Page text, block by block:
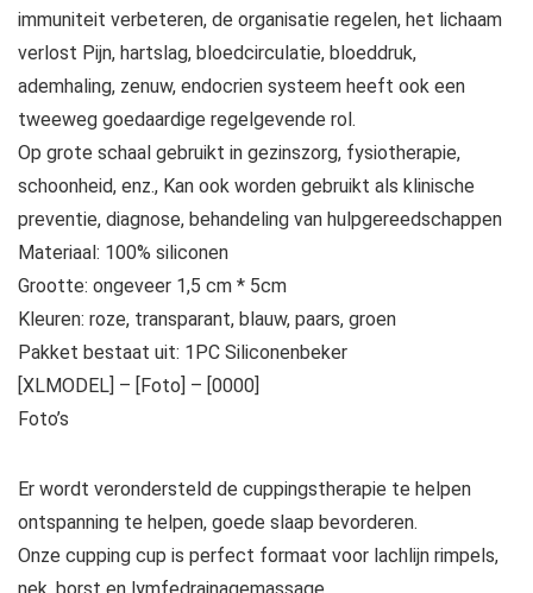
immuniteit verbeteren, de organisatie regelen, het lichaam
verlost Pijn, hartslag, bloedcirculatie, bloeddruk,
ademhaling, zenuw, endocrien systeem heeft ook een
tweeweg goedaardige regelgevende rol.
Op grote schaal gebruikt in gezinszorg, fysiotherapie,
schoonheid, enz., Kan ook worden gebruikt als klinische
preventie, diagnose, behandeling van hulpgereedschappen
Materiaal: 100% siliconen
Grootte: ongeveer 1,5 cm * 5cm
Kleuren: roze, transparant, blauw, paars, groen
Pakket bestaat uit: 1PC Siliconenbeker
[XLMODEL] – [Foto] – [0000]
Foto’s
Er wordt verondersteld de cuppingstherapie te helpen
ontspanning te helpen, goede slaap bevorderen.
Onze cupping cup is perfect formaat voor lachlijn rimpels,